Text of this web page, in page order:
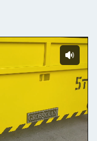
Монтаж и ПНР
Доставка
УСЛУГИ